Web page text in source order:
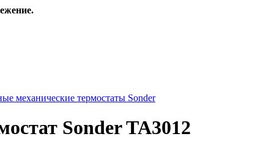
механические термостаты Sonder
Sonder TA3012